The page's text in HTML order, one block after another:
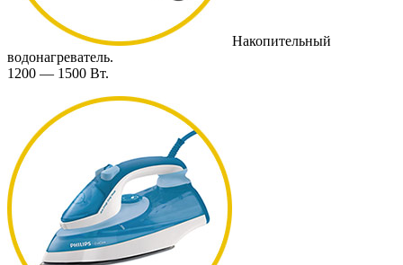
Накопительный
водонагреватель.
1200 — 1500 Вт.